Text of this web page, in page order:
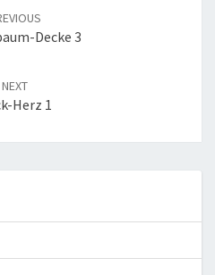
Decke 3
NEXT
Herz 1